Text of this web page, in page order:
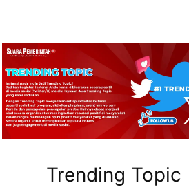
Trending Topic